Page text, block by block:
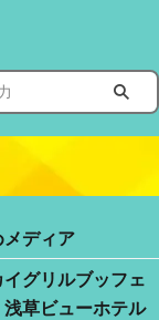
ディア
イグリルブッフェ
草ビューホテル